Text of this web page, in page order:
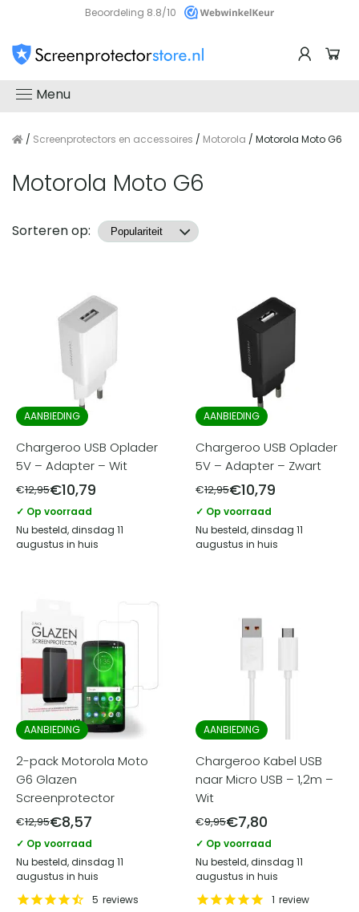
Beoordeling 8.8/10
Menu
/ Screenprotectors en accessoires / Motorola / Motorola Moto G6
Motorola Moto G6
Producten
Sorteren op:
AANBIEDING
Chargeroo USB Oplader
5V – Adapter – Wit
€12,95€10,79
✓ Op voorraad
Nu besteld, dinsdag 11
augustus in huis
AANBIEDING
Chargeroo USB Oplader
5V – Adapter – Zwart
€12,95€10,79
✓ Op voorraad
Nu besteld, dinsdag 11
augustus in huis
AANBIEDING
2-pack Motorola Moto
G6 Glazen
Screenprotector
€12,95€8,57
✓ Op voorraad
Nu besteld, dinsdag 11
augustus in huis
5 reviews
AANBIEDING
Chargeroo Kabel USB
naar Micro USB – 1,2m –
Wit
€9,95€7,80
✓ Op voorraad
Nu besteld, dinsdag 11
augustus in huis
1 review